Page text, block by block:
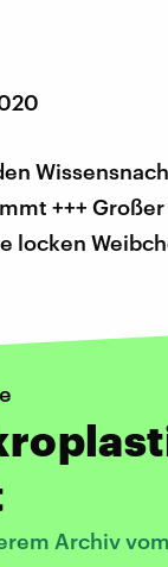
+++
locken
Archiv